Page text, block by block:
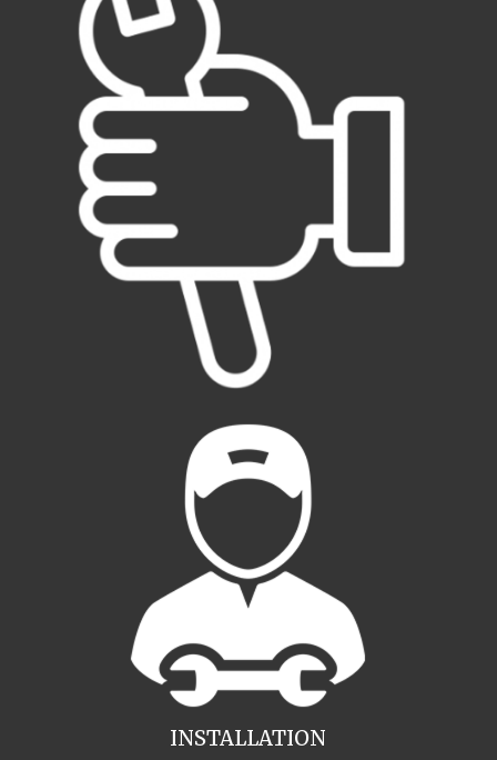
INSTALLATION